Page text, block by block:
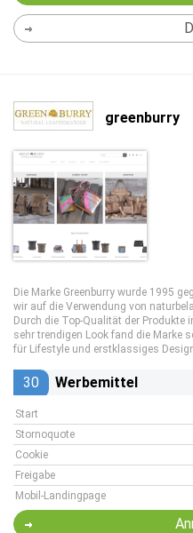
greenburry
Die Marke Greenburry wurde 1995
wir auf die Verwendung von
Durch die Top-Qualität der Produkte
sehr trendigen Look fand die Marke
für Lifestyle und erstklassiges
30 Werbemittel
Start
Stornoquote
Cookie
Freigabe
Mobil-Landingpage